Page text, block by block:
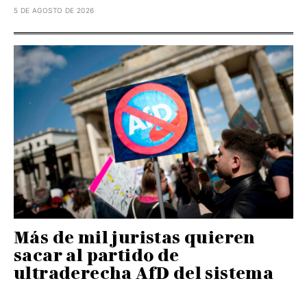
5 DE AGOSTO DE 2026
Más de mil juristas quieren
sacar al partido de
ultraderecha AfD del sistema